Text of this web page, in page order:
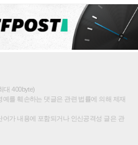
대 400byte)
를 훼손하는 댓글은 관련 법률에 의해 제재
가 내용에 포함되거나 인신공격성 글은 관